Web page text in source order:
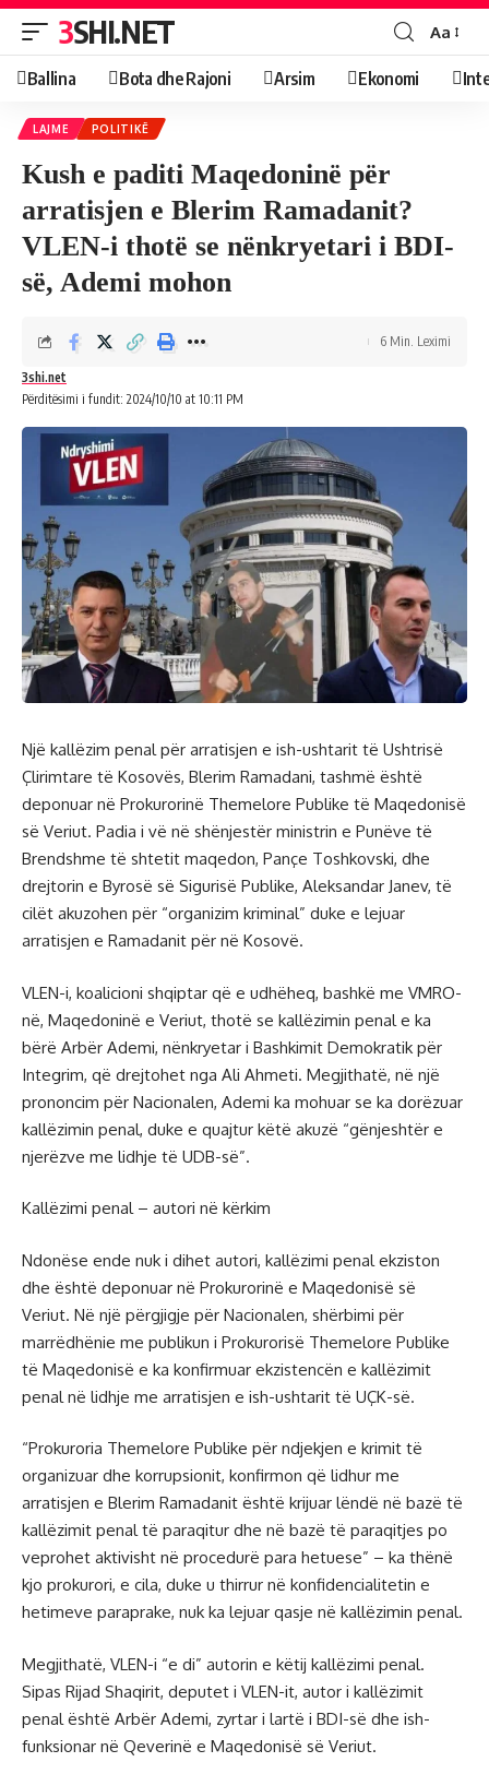
3SHI.NET Aa
Ballina Bota dhe Rajoni Arsim Ekonomi
LAJME POLITIKË
Kush e paditi Maqedoninë për
arratisjen e Blerim Ramadanit?
VLEN-i thotë se nënkryetari i BDI-
së, Ademi mohon
Përditësimi i fundit: 2024/10/10 at 10:11 PM
3shi.net
6 Min. Leximi
Një kallëzim penal për arratisjen e ish-ushtarit të Ushtrisë
Çlirimtare të Kosovës, Blerim Ramadani, tashmë është
deponuar në Prokurorinë Themelore Publike të Maqedonisë
së Veriut. Padia i vë në shënjestër ministrin e Punëve të
Brendshme të shtetit maqedon, Pançe Toshkovski, dhe
drejtorin e Byrosë së Sigurisë Publike, Aleksandar Janev, të
cilët akuzohen për “organizim kriminal” duke e lejuar
arratisjen e Ramadanit për në Kosovë.
VLEN-i, koalicioni shqiptar që e udhëheq, bashkë me VMRO-
në, Maqedoninë e Veriut, thotë se kallëzimin penal e ka
bërë Arbër Ademi, nënkryetar i Bashkimit Demokratik për
Integrim, që drejtohet nga Ali Ahmeti. Megjithatë, në një
prononcim për Nacionalen, Ademi ka mohuar se ka dorëzuar
kallëzimin penal, duke e quajtur këtë akuzë “gënjeshtër e
njerëzve me lidhje të UDB-së”.
Kallëzimi penal – autori në kërkim
Ndonëse ende nuk i dihet autori, kallëzimi penal ekziston
dhe është deponuar në Prokurorinë e Maqedonisë së
Veriut. Në një përgjigje për Nacionalen, shërbimi për
marrëdhënie me publikun i Prokurorisë Themelore Publike
të Maqedonisë e ka konfirmuar ekzistencën e kallëzimit
penal në lidhje me arratisjen e ish-ushtarit të UÇK-së.
“Prokuroria Themelore Publike për ndjekjen e krimit të
organizuar dhe korrupsionit, konfirmon që lidhur me
arratisjen e Blerim Ramadanit është krijuar lëndë në bazë të
kallëzimit penal të paraqitur dhe në bazë të paraqitjes po
veprohet aktivisht në procedurë para hetuese” – ka thënë
kjo prokurori, e cila, duke u thirrur në konfidencialitetin e
hetimeve paraprake, nuk ka lejuar qasje në kallëzimin penal.
Megjithatë, VLEN-i “e di” autorin e këtij kallëzimi penal.
Sipas Rijad Shaqirit, deputet i VLEN-it, autor i kallëzimit
penal është Arbër Ademi, zyrtar i lartë i BDI-së dhe ish-
funksionar në Qeverinë e Maqedonisë së Veriut.